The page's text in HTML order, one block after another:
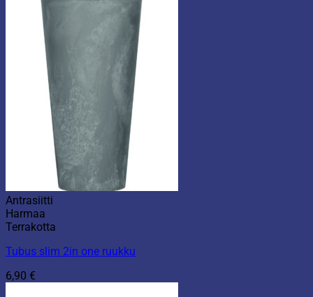
Antrasiitti
Harmaa
Terrakotta
Tubus slim 2in one ruukku
6,90 €